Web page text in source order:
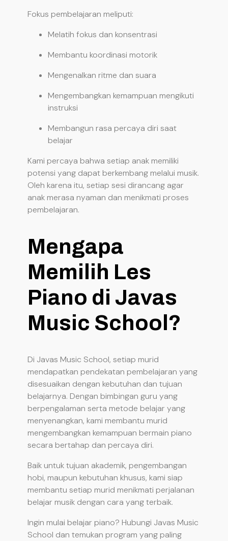
Fokus pembelajaran meliputi:
Melatih fokus dan konsentrasi
Membantu koordinasi motorik
Mengenalkan ritme dan suara
Mengembangkan kemampuan mengikuti
instruksi
Membangun rasa percaya diri saat
belajar
Kami percaya bahwa setiap anak memiliki
potensi yang dapat berkembang melalui musik.
Oleh karena itu, setiap sesi dirancang agar
anak merasa nyaman dan menikmati proses
pembelajaran.
Mengapa
Memilih Les
Piano di Javas
Music School?
Di Javas Music School, setiap murid
mendapatkan pendekatan pembelajaran yang
disesuaikan dengan kebutuhan dan tujuan
belajarnya. Dengan bimbingan guru yang
berpengalaman serta metode belajar yang
menyenangkan, kami membantu murid
mengembangkan kemampuan bermain piano
secara bertahap dan percaya diri.
Baik untuk tujuan akademik, pengembangan
hobi, maupun kebutuhan khusus, kami siap
membantu setiap murid menikmati perjalanan
belajar musik dengan cara yang terbaik.
Ingin mulai belajar piano? Hubungi Javas Music
School dan temukan program yang paling